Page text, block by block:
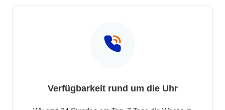
Verfügbarkeit rund um die Uhr